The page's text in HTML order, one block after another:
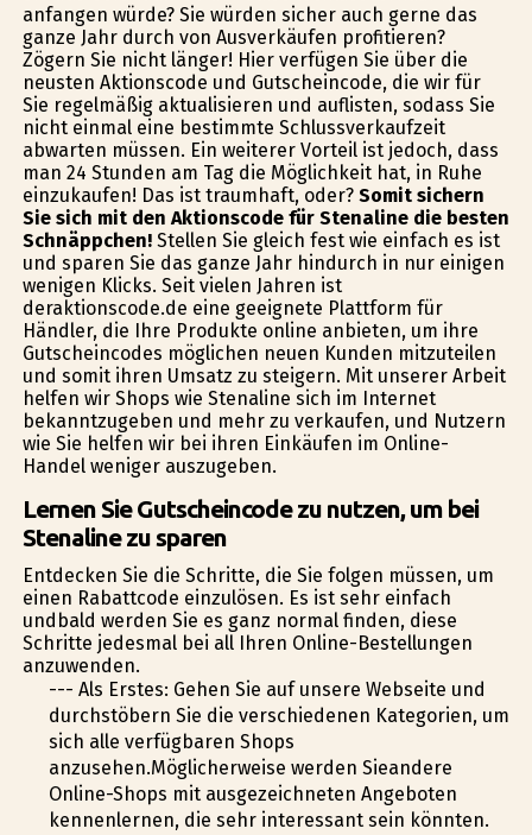
anfangen würde? Sie würden sicher auch gerne das
ganze Jahr durch von Ausverkäufen profitieren?
Zögern Sie nicht länger! Hier verfügen Sie über die
neusten Aktionscode und Gutscheincode, die wir für
Sie regelmäßig aktualisieren und auflisten, sodass Sie
nicht einmal eine bestimmte Schlussverkaufzeit
abwarten müssen. Ein weiterer Vorteil ist jedoch, dass
man 24 Stunden am Tag die Möglichkeit hat, in Ruhe
einzukaufen! Das ist traumhaft, oder? Somit sichern
Sie sich mit den Aktionscode für Stenaline die besten
Schnäppchen!Stellen Sie gleich fest wie einfach es ist
und sparen Sie das ganze Jahr hindurch in nur einigen
wenigen Klicks. Seit vielen Jahren ist
deraktionscode.de eine geeignete Plattform für
Händler, die Ihre Produkte online anbieten, um ihre
Gutscheincodes möglichen neuen Kunden mitzuteilen
und somit ihren Umsatz zu steigern. Mit unserer Arbeit
helfen wir Shops wie Stenaline sich im Internet
bekanntzugeben und mehr zu verkaufen, und Nutzern
wie Sie helfen wir bei ihren Einkäufen im Online-
Handel weniger auszugeben.
Lernen Sie Gutscheincode zu nutzen, um bei
Stenaline zu sparen
Entdecken Sie die Schritte, die Sie folgen müssen, um
einen Rabattcode einzulösen. Es ist sehr einfach
undbald werden Sie es ganz normal finden, diese
Schritte jedesmal bei all Ihren Online-Bestellungen
anzuwenden.
--- Als Erstes: Gehen Sie auf unsere Webseite und
durchstöbern Sie die verschiedenen Kategorien, um
sich alle verfügbaren Shops
anzusehen.Möglicherweise werden Sieandere
Online-Shops mit ausgezeichneten Angeboten
kennenlernen, die sehr interessant sein könnten.